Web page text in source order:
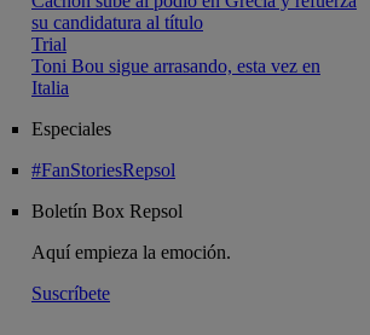
su candidatura al título
Trial
Toni Bou sigue arrasando, esta vez en
Italia
Especiales
#FanStoriesRepsol
Boletín Box Repsol
Aquí empieza la emoción.
Suscríbete